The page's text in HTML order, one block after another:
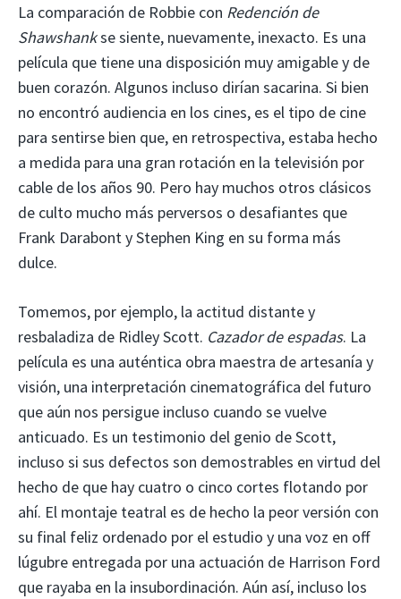
La comparación de Robbie con Redención de
Shawshankse siente, nuevamente, inexacto. Es una
película que tiene una disposición muy amigable y de
buen corazón. Algunos incluso dirían sacarina. Si bien
no encontró audiencia en los cines, es el tipo de cine
para sentirse bien que, en retrospectiva, estaba hecho
a medida para una gran rotación en la televisión por
cable de los años 90. Pero hay muchos otros clásicos
de culto mucho más perversos o desafiantes que
Frank Darabont y Stephen King en su forma más
dulce.
Tomemos, por ejemplo, la actitud distante y
resbaladiza de Ridley Scott. Cazador de espadas. La
película es una auténtica obra maestra de artesanía y
visión, una interpretación cinematográfica del futuro
que aún nos persigue incluso cuando se vuelve
anticuado. Es un testimonio del genio de Scott,
incluso si sus defectos son demostrables en virtud del
hecho de que hay cuatro o cinco cortes flotando por
ahí. El montaje teatral es de hecho la peor versión con
su final feliz ordenado por el estudio y una voz en off
lúgubre entregada por una actuación de Harrison Ford
que rayaba en la insubordinación. Aún así, incluso los